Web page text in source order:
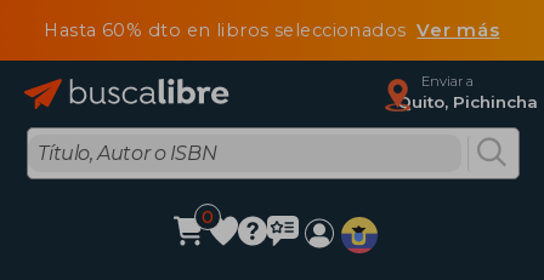
Hasta 60% dto en libros seleccionadosVer más
Enviar a
Quito, Pichincha
0